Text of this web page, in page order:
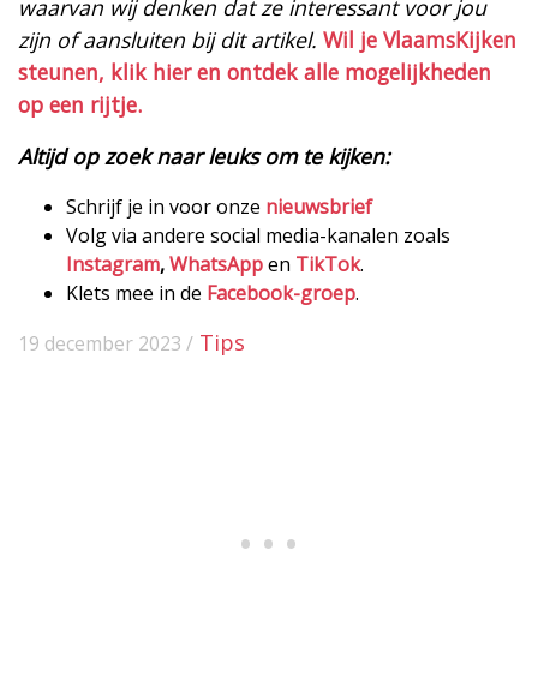
waarvan wij denken dat ze interessant voor jou
zijn of aansluiten bij dit artikel. Wil je VlaamsKijken
steunen, klik hier en ontdek alle mogelijkheden
op een rijtje.
Altijd op zoek naar leuks om te kijken:
Schrijf je in voor onze nieuwsbrief
Volg via andere social media-kanalen zoals
Instagram,WhatsAppen TikTok.
Klets mee in de Facebook-groep.
19 december 2023 / Tips